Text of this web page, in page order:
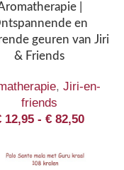
|
en
geuren van Jiri
& Friends
, Jiri-en-
friends
12,95 - €82,50